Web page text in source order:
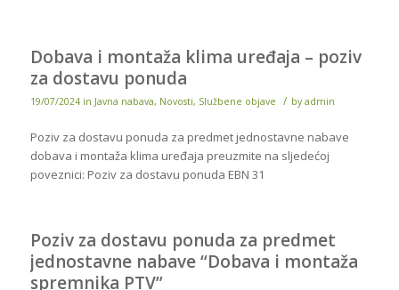
Dobava i montaža klima uređaja – poziv
za dostavu ponuda
19/07/2024 in Javna nabava, Novosti, Službene objave / by admin
Poziv za dostavu ponuda za predmet jednostavne nabave
dobava i montaža klima uređaja preuzmite na sljedećoj
poveznici: Poziv za dostavu ponuda EBN 31
Poziv za dostavu ponuda za predmet
jednostavne nabave “Dobava i montaža
spremnika PTV”